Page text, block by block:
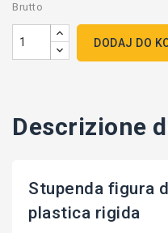
Brutto
DODAJ DO
Descrizione
Stupenda figura
plastica rigida